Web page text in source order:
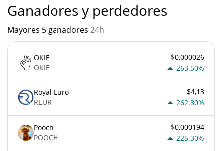
Ganadores y perdedores
Mayores 5 ganadores 24h
OKIE
OKIE
$0,000026
263.50%
Royal Euro
REUR
$4,13
262.80%
Pooch
POOCH
$0,000194
225.30%